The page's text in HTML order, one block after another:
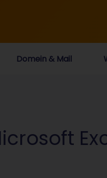
Domein & Mail